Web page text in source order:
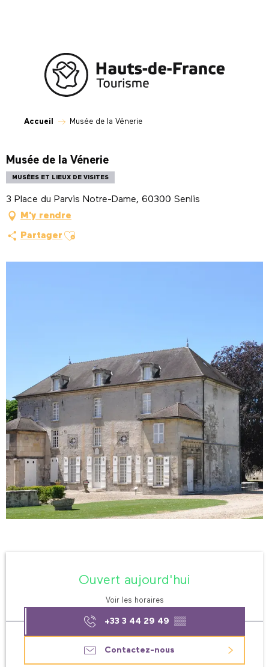
Accueil Musée de la Vénerie
Musée de la Vénerie
MUSÉES ET LIEUX DE VISITES
3 Place du Parvis Notre-Dame, 60300 Senlis
M'y rendre
Partager Ajouter aux favoris
Ouvert aujourd'hui
Voir les horaires
+33 3 44 29 49 ▒▒
Contactez-nous